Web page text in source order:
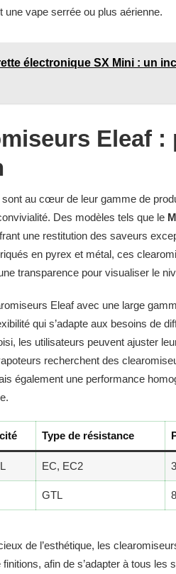
une vape serrée ou plus aérienne.
électronique SX Mini : un
Eleaf :
au cœur de leur gamme de
Des modèles tels que le
une restitution des saveurs
en pyrex et métal, ces
transparence pour visualiser le
Eleaf avec une large
qui s’adapte aux besoins de
les utilisateurs peuvent ajuster
recherchent des
également une performance
Type de résistance
EC, EC2
GTL
de l’esthétique, les
afin de s’adapter à tous